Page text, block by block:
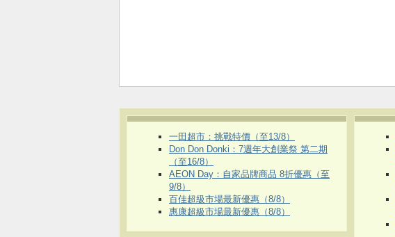
一田超市：挑戰特價（至13/8）
Don Don Donki：7週年大創業祭 第二期
（至16/8）
AEON Day：自家品牌商品 8折優惠（至
9/8）
百佳超級市場最新優惠（8/8）
惠康超級市場最新優惠（8/8）